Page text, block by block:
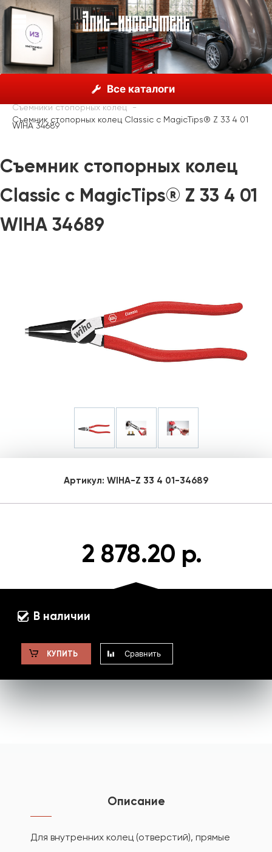
Все каталоги
Инструмент Wiha, Германия
Шарнирно-губцевый инструмент
Съемники стопорных колец
Съемник стопорных колец Classic с MagicTips® Z 33 4 01
WIHA 34689
Съемник стопорных колец
Classic с MagicTips® Z 33 4 01
WIHA 34689
Артикул: WIHA-Z 33 4 01-34689
2 878.20 р.
В наличии
КУПИТЬ Сравнить
Описание
Для внутренних колец (отверстий), прямые